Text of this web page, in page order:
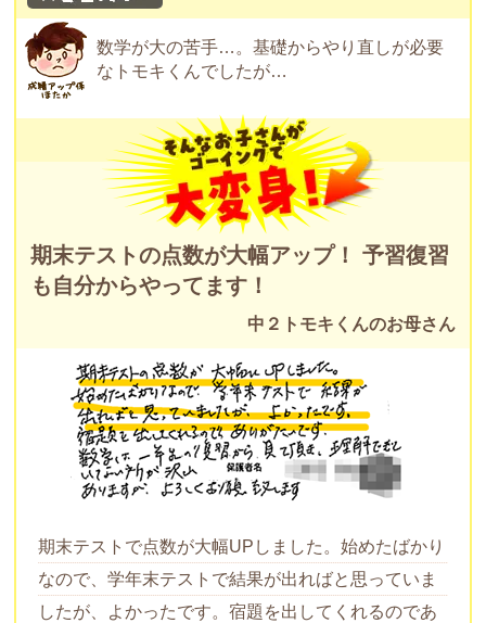
数学が大の苦手…。基礎からやり直しが必要
なトモキくんでしたが…
期末テストの点数が大幅アップ！ 予習復習
も自分からやってます！
中２トモキくんのお母さん
期末テストで点数が大幅UPしました。始めたばかり
なので、学年末テストで結果が出ればと思っていま
したが、よかったです。宿題を出してくれるのであ